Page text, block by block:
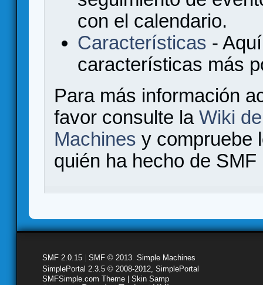
con el calendario.
Características -
características más
Para más información
favor consulte la Wiki
Machines y compruebe
quién ha hecho de
SMF 2.0.15 SMF © 2013 Simple Machines
SimplePortal 2.3.5 © 2008-2012, SimplePortal
SMFSimple.com Theme | Skin Samp